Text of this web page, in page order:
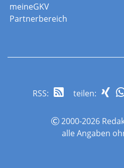
meineGKV
Partnerbereich
RSS: teilen:
2000-2026
alle Angaben